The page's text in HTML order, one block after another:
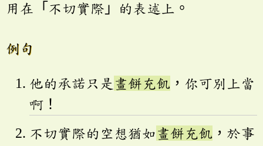
用在「不切實際」的表述上。
例句
他的承諾只是 畫餅充飢 ，你可別上當
啊！
不切實際的空想猶如畫餅充飢 ，於事